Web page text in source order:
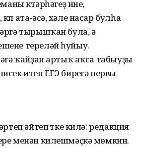
күтәрһәгеҙ ине,
ата-әсә, хәле насар булһа
тырышҡан була, ә
тереләй һуйыу.
ҡайҙан артыҡ аҡса табыуҙы
итеп ЕГЭ биреүгә нервы
әйтеп үтке килә: редакция
менән килешмәҫкә мөмкин.